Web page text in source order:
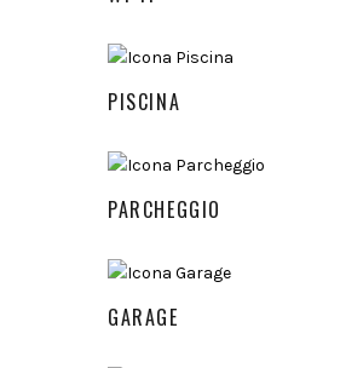
PISCINA
PARCHEGGIO
GARAGE